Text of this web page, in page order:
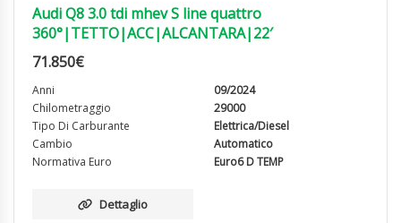
Audi Q8 3.0 tdi mhev S line quattro
360°|TETTO|ACC|ALCANTARA|22′
71.850€
Anni
09/2024
Chilometraggio
29000
Tipo Di Carburante
Elettrica/Diesel
Cambio
Automatico
Normativa Euro
Euro6 D TEMP
Dettaglio